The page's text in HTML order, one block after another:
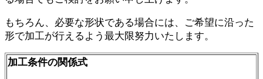
もちろん、必要な形状である場合には、ご希望に沿った
形で加工が行えるよう最大限努力いたします。
加工条件の関係式